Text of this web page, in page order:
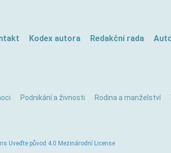
Kodex autora Redakční rada
Podnikání a živnosti Rodina a manželství
Uveďte původ 4.0 Mezinárodní License